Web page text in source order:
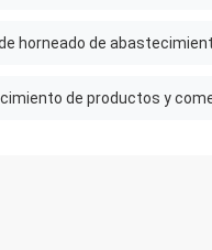
horneado de
de productos y